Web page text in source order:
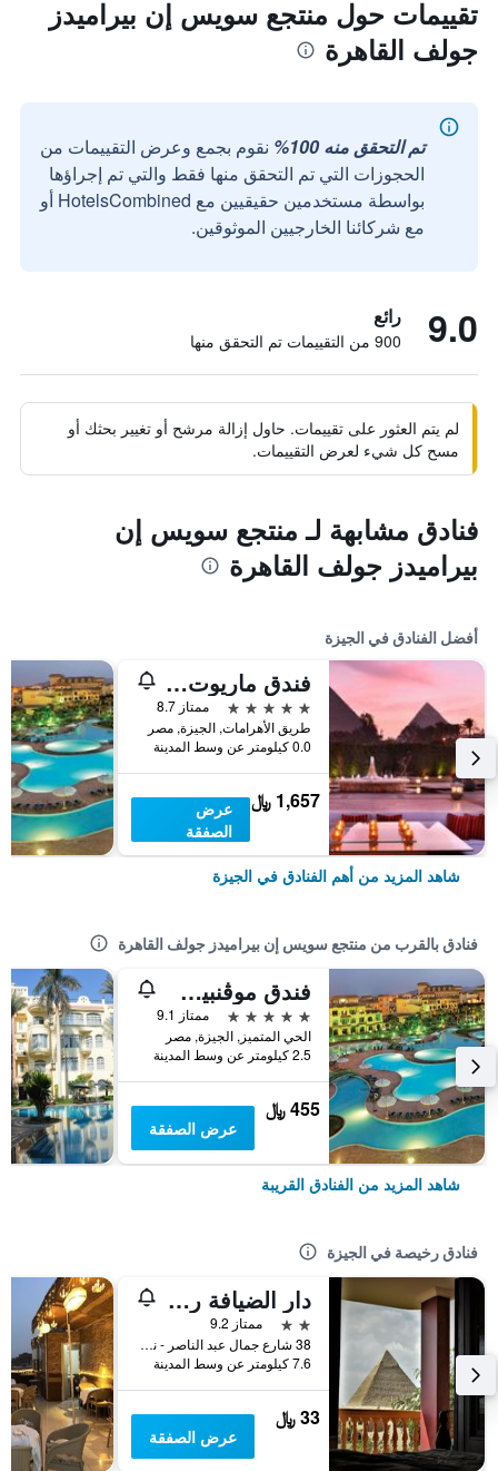
تقييمات حول منتجع سويس إن بيراميدز
جولف القاهرة
تم التحقق منه 100%
نقوم بجمع وعرض التقييمات من
الحجوزات التي تم التحقق منها فقط والتي تم إجراؤها
بواسطة مستخدمين حقيقيين مع HotelsCombined أو
مع شركائنا الخارجيين الموثوقين.
9.0 رائع
900 من التقييمات تم التحقق منها
لم يتم العثور على تقييمات. حاول إزالة مرشح أو تغيير بحثك أو
مسح كل شيء لعرض التقييمات.
فنادق مشابهة لـ منتجع سويس إن
بيراميدز جولف القاهرة
أفضل الفنادق في الجيزة
فندق ماريوت مينا هاوس القاهرة
5 نجوم
ممتاز 8.7
طريق الأهرامات, الجيزة, مصر
0.0 كيلومتر عن وسط المدينة
1,657 ﷼
عرض
الصفقة
شاهد المزيد من أهم الفنادق في الجيزة
فنادق بالقرب من منتجع سويس إن بيراميدز جولف القاهرة
فندق موڤنبيك القاهرة مدينة الإعلام
5 نجوم
ممتاز 9.1
الحي المتميز, الجيزة, مصر
2.5 كيلومتر عن وسط المدينة
455 ﷼
عرض الصفقة
شاهد المزيد من الفنادق القريبة
فنادق رخيصة في الجيزة
دار الضيافة راموزا
2 نجمتين
ممتاز 9.2
38 شارع جمال عبد الناصر - نزلة السمان, الجيزة, مصر
7.6 كيلومتر عن وسط المدينة
33 ﷼
عرض الصفقة